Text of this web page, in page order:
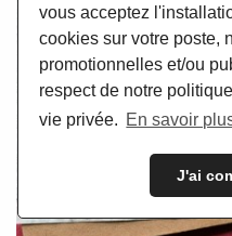
vous acceptez
cookies sur votre poste,
promotionnelles et/ou
respect de notre
vie privée. En savoir
J'ai